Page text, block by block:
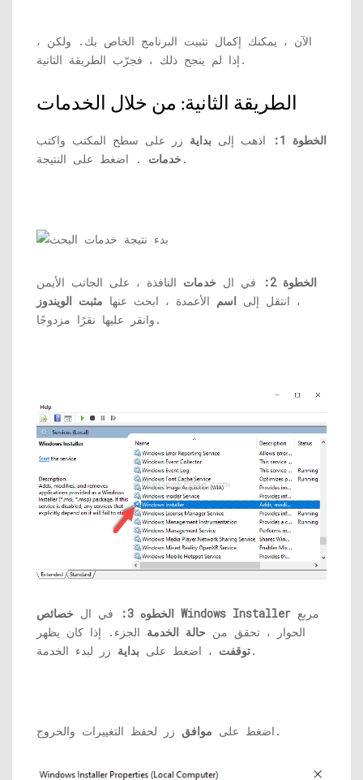
الآن ، يمكنك إكمال تثبيت البرنامج الخاص بك. ولكن ،
إذا لم ينجح ذلك ، فجرّب الطريقة الثانية.
الطريقة الثانية: من خلال الخدمات
الخطوة 1: اذهب إلى بداية زر على سطح المكتب واكتب
خدمات. اضغط على النتيجة.
الخطوة 2: في ال خدمات النافذة ، على الجانب الأيمن
، انتقل إلى اسم الأعمدة ، ابحث عنها مثبت الويندوز
وانقر عليها نقرًا مزدوجًا.
الخطوه 3: في ال خصائص Windows Installer
الحوار ، تحقق من حالة الخدمة الجزء. إذا كان يظهر
توقفت ، اضغط على بداية زر لبدء الخدمة.
اضغط على موافق زر لحفظ التغييرات والخروج.